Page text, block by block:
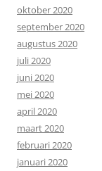
oktober 2020
september 2020
augustus 2020
juli 2020
juni 2020
mei 2020
april 2020
maart 2020
februari 2020
januari 2020